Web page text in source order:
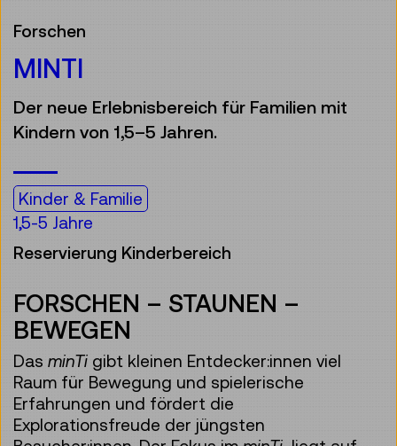
Forschen
MINTI
Der neue Erlebnisbereich für Familien mit
Kindern von 1,5–5 Jahren.
Kinder & Familie
1,5-5 Jahre
Reservierung Kinderbereich
FORSCHEN – STAUNEN –
BEWEGEN
Das minTi gibt kleinen Entdecker:innen viel
Raum für Bewegung und spielerische
Erfahrungen und fördert die
Explorationsfreude der jüngsten